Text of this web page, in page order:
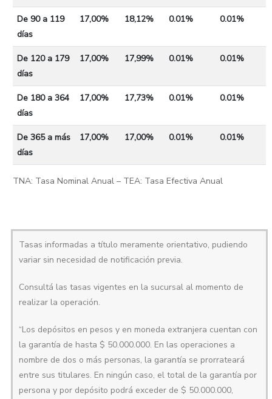
De 90 a 119
días
17,00% 18,12% 0.01% 0.01%
De 120 a 179
días
17,00% 17,99% 0.01% 0.01%
De 180 a 364
días
17,00% 17,73% 0.01% 0.01%
De 365 a más
días
17,00% 17,00% 0.01% 0.01%
TNA: Tasa Nominal Anual – TEA: Tasa Efectiva Anual
Tasas informadas a título meramente orientativo, pudiendo
variar sin necesidad de notificación previa.
Consultá las tasas vigentes en la sucursal al momento de
realizar la operación.
“Los depósitos en pesos y en moneda extranjera cuentan con
la garantía de hasta $ 50.000.000. En las operaciones a
nombre de dos o más personas, la garantía se prorrateará
entre sus titulares. En ningún caso, el total de la garantía por
persona y por depósito podrá exceder de $ 50.000.000,